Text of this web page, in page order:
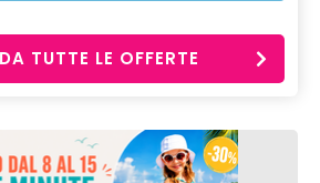
TUTTE LE OFFERTE